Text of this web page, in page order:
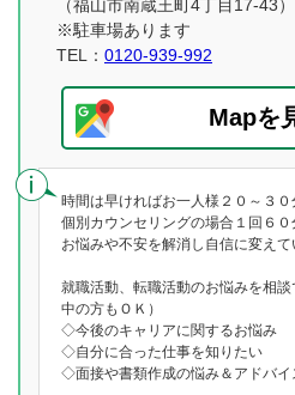
（福山市南蔵王町4丁目17-43）
※駐車場あります
TEL： 0120-939-992
Mapを
時間は早ければお一人様２０～３０
個別カウンセリングの場合１回６
お悩みや不安を解消し自信に変えて
就職活動、転職活動のお悩みを相
中の方もＯＫ）
◇今後のキャリアに関するお悩み
◇自分に合った仕事を知りたい
◇面接や書類作成の悩み＆アドバイ